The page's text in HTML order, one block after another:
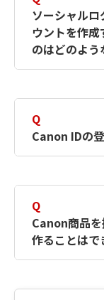
す。詳し
何ですか
ださい。
ソーシャル
ウントを作
のはどのよう
択した
簡単に作
Canon ID
Q
Canon IDの
Q
Canon商品
作ることはで